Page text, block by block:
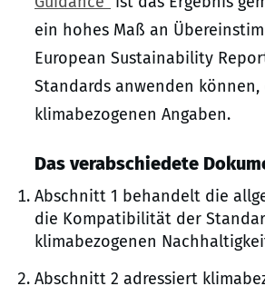
ein hohes Maß an
European Sustainability
Standards anwenden
klimabezogenen Angaben.
Das verabschiedete
Abschnitt 1 behandelt die
die Kompatibilität der
klimabezogenen
Abschnitt 2 adressiert